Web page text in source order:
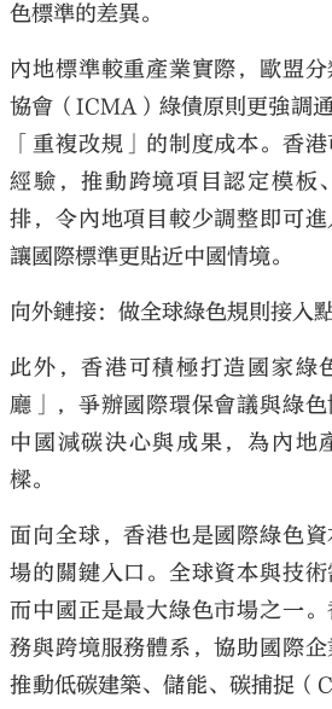
色標準的差異。
內地標準較重產業實際，歐盟
協會（ICMA）綠債原則更強調
「重複改規」的制度成本。香
經驗，推動跨境項目認定模板
排，令內地項目較少調整即可
讓國際標準更貼近中國情境。
向外鏈接：做全球綠色規則接入
此外，香港可積極打造國家綠
廳」，爭辦國際環保會議與綠
中國減碳決心與成果，為內地
樑。
面向全球，香港也是國際綠色
場的關鍵入口。全球資本與技術
而中國正是最大綠色市場之一
務與跨境服務體系，協助國際企
推動低碳建築、儲能、碳捕捉（